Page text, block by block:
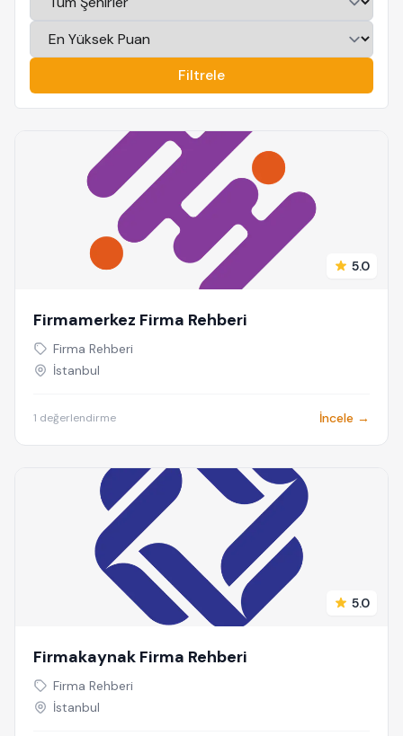
Filtrele
5.0
Firmamerkez Firma Rehberi
Firma Rehberi
İstanbul
1 değerlendirme İncele →
5.0
Firmakaynak Firma Rehberi
Firma Rehberi
İstanbul